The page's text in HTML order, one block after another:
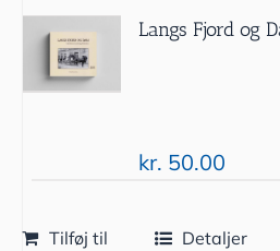
Langs Fjord og
kr. 50.00
Tilføj til
Detaljer